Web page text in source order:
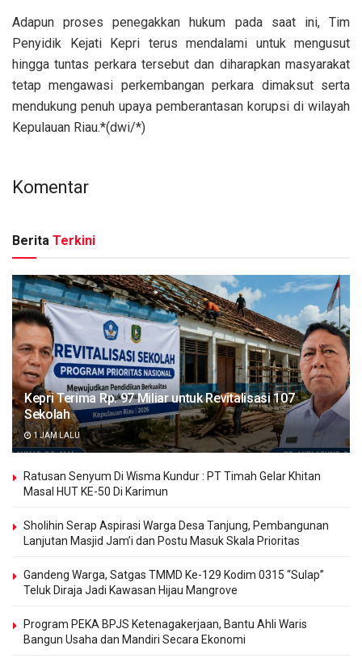
Adapun proses penegakkan hukum pada saat ini, Tim
Penyidik Kejati Kepri terus mendalami untuk mengusut
hingga tuntas perkara tersebut dan diharapkan masyarakat
tetap mengawasi perkembangan perkara dimaksut serta
mendukung penuh upaya pemberantasan korupsi di wilayah
Kepulauan Riau.*(dwi/*)
Komentar
Berita Terkini
Kepri Terima Rp. 97 Miliar untuk Revitalisasi 107
Sekolah
1 JAM LALU
Ratusan Senyum Di Wisma Kundur : PT Timah Gelar Khitan
Masal HUT KE-50 Di Karimun
Sholihin Serap Aspirasi Warga Desa Tanjung, Pembangunan
Lanjutan Masjid Jam’i dan Postu Masuk Skala Prioritas
Gandeng Warga, Satgas TMMD Ke-129 Kodim 0315 “Sulap”
Teluk Diraja Jadi Kawasan Hijau Mangrove
Program PEKA BPJS Ketenagakerjaan, Bantu Ahli Waris
Bangun Usaha dan Mandiri Secara Ekonomi